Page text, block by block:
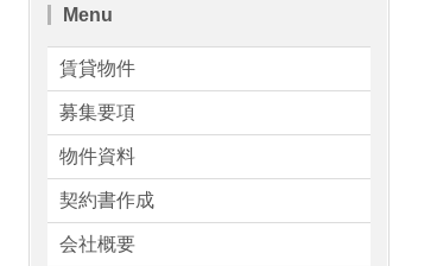
Menu
賃貸物件
募集要項
物件資料
契約書作成
会社概要